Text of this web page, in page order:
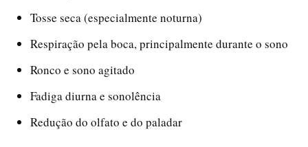
Tosse seca (especialmente noturna)
Respiração pela boca, principalmente durante o sono
Ronco e sono agitado
Fadiga diurna e sonolência
Redução do olfato e do paladar